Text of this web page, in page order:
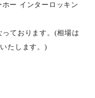
ー インターロッキン
ております。(相場は
たします。)